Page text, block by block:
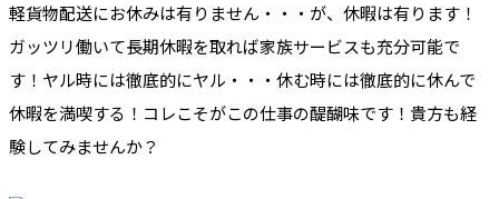
軽貨物配送にお休みは有りません・・・が、休暇は有ります！
ガッツリ働いて長期休暇を取れば家族サービスも充分可能で
す！ヤル時には徹底的にヤル・・・休む時には徹底的に休んで
休暇を満喫する！コレこそがこの仕事の醍醐味です！貴方も経
験してみませんか？